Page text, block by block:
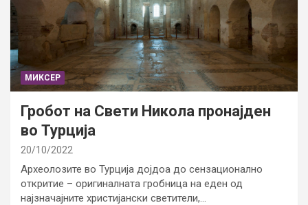
МИКСЕР
Гробот на Свети Никола пронајден
во Турција
20/10/2022
Археолозите во Турција дојдоа до сензационално
откритие – оригиналната гробница на еден од
најзначајните христијански светители,…